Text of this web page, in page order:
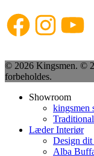
Facebook
© 2026 Kingsmen. ©
forbeholdes.
Showroom
kingsmen
Læder Interiør
Design dit
Alba